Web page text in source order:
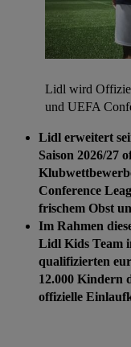
Lidl wird
und UEFA
Lidl erweitert
Saison 2026/27
Conference
frischem Obst
Im Rahmen
Lidl Kids Team
qualifizierten
12.000 Kindern
offizielle